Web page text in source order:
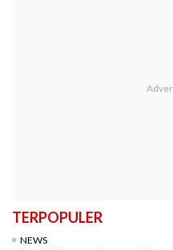
TERPOPULER
NEWS